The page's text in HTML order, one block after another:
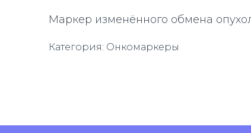
Маркер изменённого обмена
Категория: Онкомаркеры